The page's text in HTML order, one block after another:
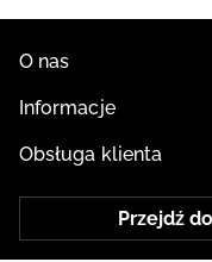
O nas
Informacje
Obsługa klienta
Przejdź